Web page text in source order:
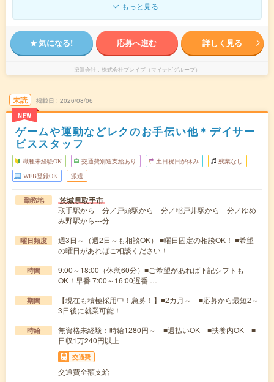
もっと見る
気になる! 応募へ進む 詳しく見る
派遣会社 株式会社ブレイブ（マイナビグループ）
未読
NEW
掲載日 2026/08/06
ゲームや運動などレクのお手伝い他＊デイサー
ビススタッフ
職種未経験OK 交通費別途支給あり 土日祝日が休み 残業なし
WEB登録OK 派遣
勤務地 茨城県取手市
取手駅から---分／戸頭駅から---分／稲戸井駅から---分／ゆめ
み野駅から---分
曜日頻度
週3日～（週2日～も相談OK） ■曜日固定の相談OK！ ■希望
の曜日があればご相談ください！
時間
9:00～18:00（休憩60分）■ご希望があれば下記シフトも
OK！早番 7:00～16:00遅番 …
期間
【現在も積極採用中！急募！】■2カ月～ ■応募から最短2～
3日後に就業可能！
時給
無資格未経験：時給1280円～ ■週払いOK ■扶養内OK ■
日収1万240円以上
交通費
交通費全額支給